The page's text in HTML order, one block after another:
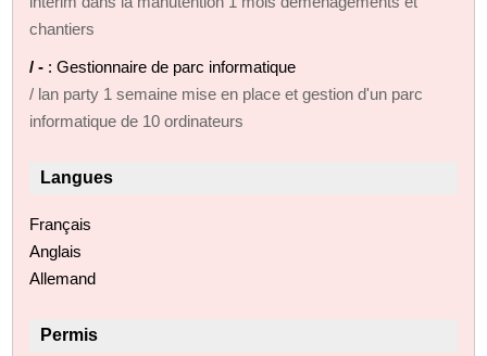
chantiers
/ - : Gestionnaire de parc informatique
/ lan party 1 semaine mise en place et gestion d'un parc
informatique de 10 ordinateurs
Langues
Français
Anglais
Allemand
Permis